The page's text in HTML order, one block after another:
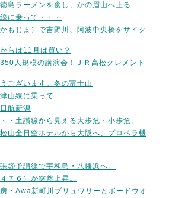
島ラーメンを食し、かの眉山へ上る
に乗って・・・
もじま）で吉野川、阿波中央橋をサイク
らは11月は買い？
人規模の講演会！ＪＲ高松クレメント
ございます。冬の富士山
山線に乗って
航新潟
・土讃線から見える大歩危・小歩危。
山全日空ホテルから大阪へ、プロペラ機
③予讃線で宇和島・八幡浜へ。
７６）が突然上昇。
・Awa新町川ブリュワリーとボードウオ